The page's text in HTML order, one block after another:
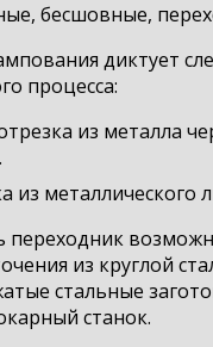
бесшовные,
диктует
процесса:
из металла
металлического
переходник
из круглой
стальные
станок.